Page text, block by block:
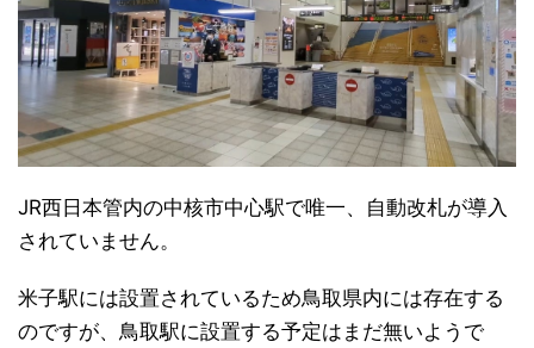
JR西日本管内の中核市中心駅で唯一、自動改札が導入
されていません。
米子駅には設置されているため鳥取県内には存在する
のですが、鳥取駅に設置する予定はまだ無いようで